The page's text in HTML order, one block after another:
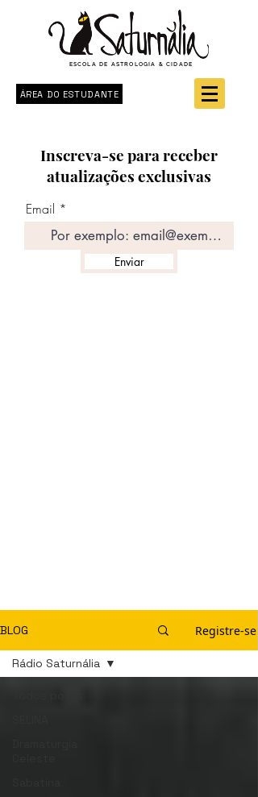
ESCOLA DE ASTROLOGIA & CIDADE
ÁREA DO ESTUDANTE
Inscreva-se para receber
atualizações exclusivas
Email
Enviar
BLOG Registre-se
Rádio Saturnália